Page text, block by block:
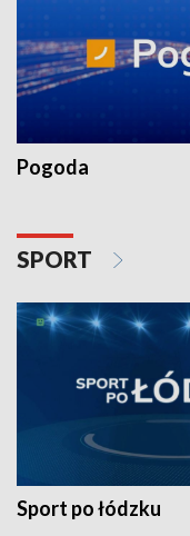
Pogoda
SPORT
Sport po łódzku